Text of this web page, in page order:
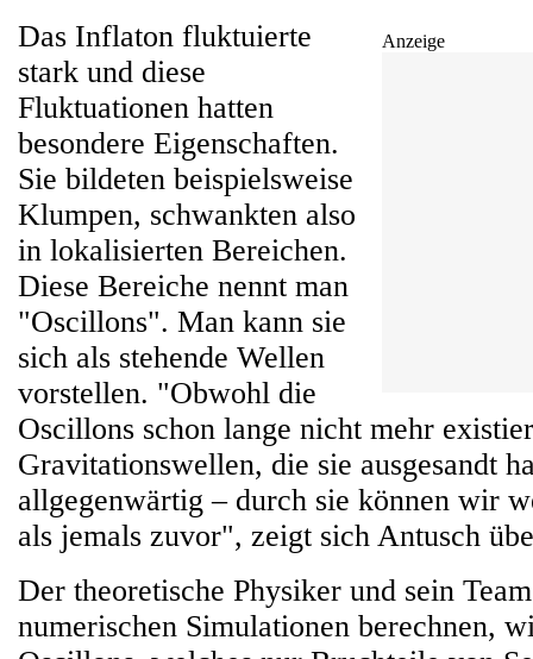
Anzeige
Das Inflaton fluktuierte
stark und diese
Fluktuationen hatten
besondere Eigenschaften.
Sie bildeten beispielsweise
Klumpen, schwankten also
in lokalisierten Bereichen.
Diese Bereiche nennt man
"Oscillons". Man kann sie
sich als stehende Wellen
vorstellen. "Obwohl die
Oscillons schon lange nicht mehr
Gravitationswellen, die sie ausgesandt
allgegenwärtig – durch sie können wir
als jemals zuvor", zeigt sich Antusch
Der theoretische Physiker und sein
numerischen Simulationen berechnen,